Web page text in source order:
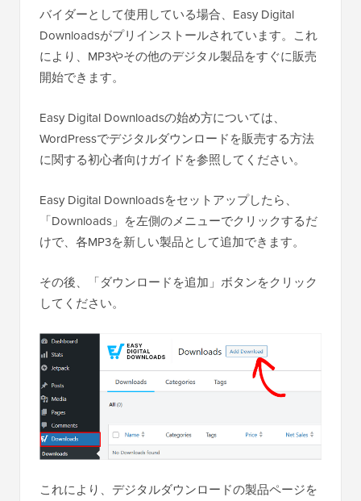
バイダーとして使用している場合、Easy Digital
Downloadsがプリインストールされています。これ
により、MP3やその他のデジタル製品をすぐに販売
開始できます。
Easy Digital Downloadsの始め方については、
WordPressでデジタルダウンロードを販売する方法
に関する初心者向けガイドを参照してください。
Easy Digital Downloadsをセットアップしたら、
「Downloads」を左側のメニューでクリックするだ
けで、各MP3を新しい製品として追加できます。
その後、「ダウンロードを追加」ボタンをクリック
してください。
これにより、デジタルダウンロードの製品ページを